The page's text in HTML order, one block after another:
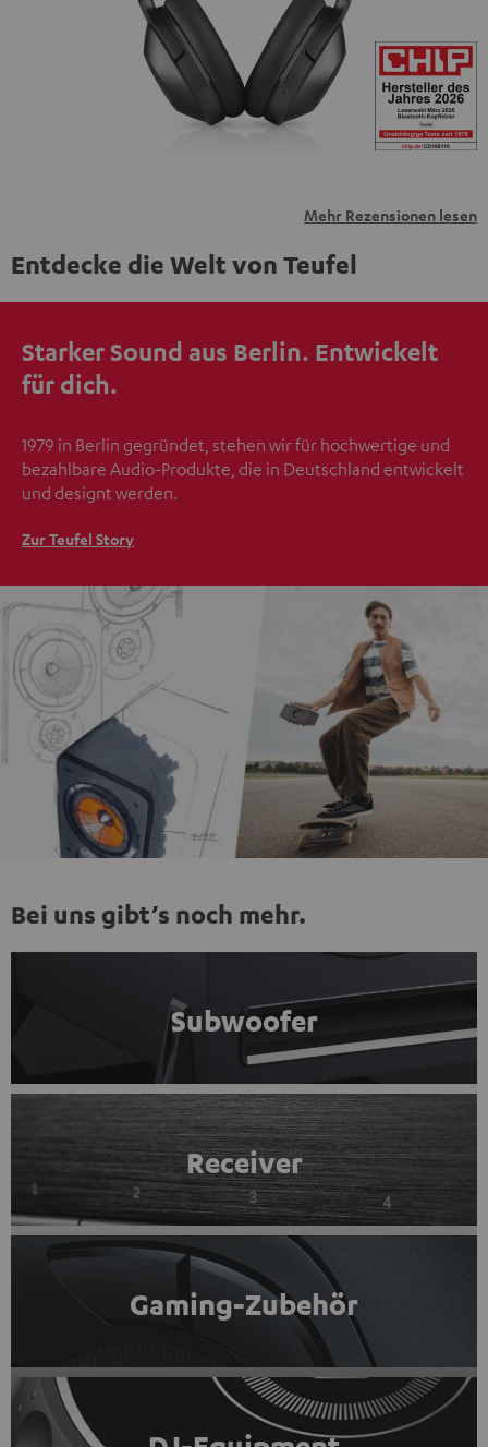
übermittelt werden.
Weitere Informationen sind in der
Datenschutzerklärung unter I zu finden.
Mehr Rezensionen lesen
Entdecke die Welt von Teufel
Starker Sound aus Berlin. Entwickelt
für dich.
1979 in Berlin gegründet, stehen wir für hochwertige und
bezahlbare Audio-Produkte, die in Deutschland entwickelt
und designt werden.
Zur Teufel Story
Bei uns gibt’s noch mehr.
Subwoofer
Receiver
Gaming-Zubehör